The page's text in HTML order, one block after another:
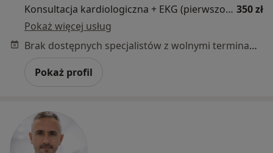
Konsultacja kardiologiczna + EKG (pierwszorazowa) 350 zł
Pokaż więcej usług
Brak dostępnych specjalistów z wolnymi terminami w tym centrum medycznym.
Pokaż profil